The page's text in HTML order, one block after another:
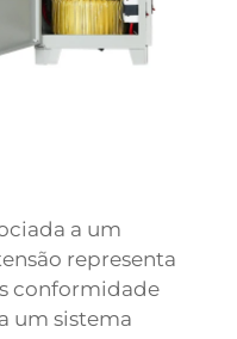
a um
representa
conformidade
um sistema